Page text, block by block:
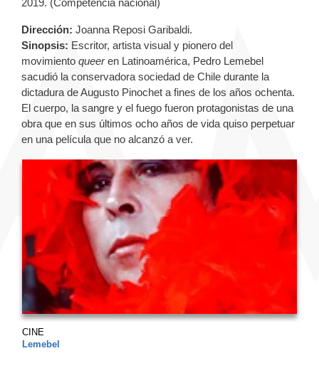
Dirección: Joanna Reposi Garibaldi.
Sinopsis: Escritor, artista visual y pionero del
movimiento queeren Latinoamérica, Pedro Lemebel
sacudió la conservadora sociedad de Chile durante la
dictadura de Augusto Pinochet a fines de los años ochenta.
El cuerpo, la sangre y el fuego fueron protagonistas de una
obra que en sus últimos ocho años de vida quiso perpetuar
en una película que no alcanzó a ver.
CINE
Lemebel